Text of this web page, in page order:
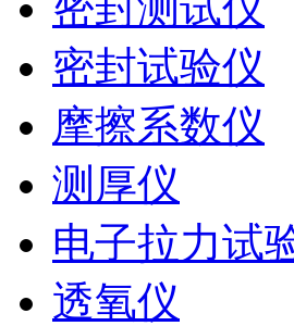
密封试验仪
摩擦系数仪
测厚仪
电子拉力试
透氧仪